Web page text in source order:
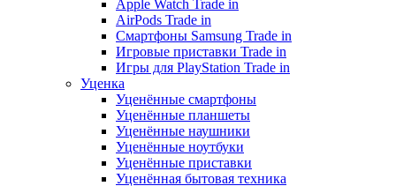
Apple Watch Trade in
AirPods Trade in
Смартфоны Samsung Trade in
Игровые приставки Trade in
Игры для PlayStation Trade in
Уценка
Уценённые смартфоны
Уценённые планшеты
Уценённые наушники
Уценённые ноутбуки
Уценённые приставки
Уценённая бытовая техника